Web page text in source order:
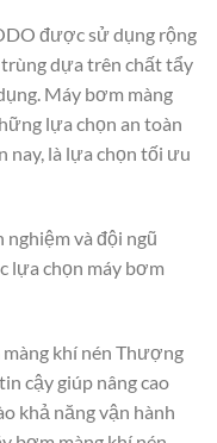
được sử dụng rộng
dựa trên chất tẩy
Máy bơm màng
lựa chọn an toàn
là lựa chọn tối ưu
và đội ngũ
lựa chọn máy bơm
khí nén Thượng
cậy giúp nâng cao
khả năng vận hành